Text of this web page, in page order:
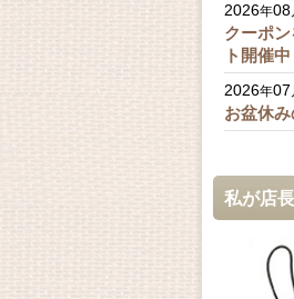
2026年08
クーポ
ト開催中
2026年07
お盆休
私が店